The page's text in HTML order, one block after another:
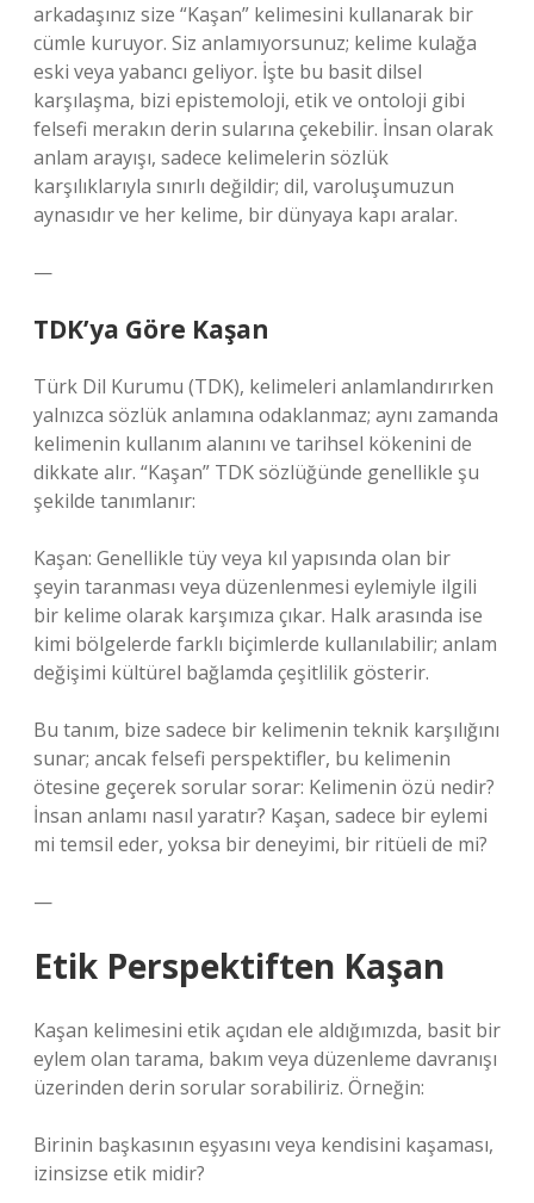
arkadaşınız size “Kaşan” kelimesini kullanarak bir
cümle kuruyor. Siz anlamıyorsunuz; kelime kulağa
eski veya yabancı geliyor. İşte bu basit dilsel
karşılaşma, bizi epistemoloji, etik ve ontoloji gibi
felsefi merakın derin sularına çekebilir. İnsan olarak
anlam arayışı, sadece kelimelerin sözlük
karşılıklarıyla sınırlı değildir; dil, varoluşumuzun
aynasıdır ve her kelime, bir dünyaya kapı aralar.
—
TDK’ya Göre Kaşan
Türk Dil Kurumu (TDK), kelimeleri anlamlandırırken
yalnızca sözlük anlamına odaklanmaz; aynı zamanda
kelimenin kullanım alanını ve tarihsel kökenini de
dikkate alır. “Kaşan” TDK sözlüğünde genellikle şu
şekilde tanımlanır:
Kaşan: Genellikle tüy veya kıl yapısında olan bir
şeyin taranması veya düzenlenmesi eylemiyle ilgili
bir kelime olarak karşımıza çıkar. Halk arasında ise
kimi bölgelerde farklı biçimlerde kullanılabilir; anlam
değişimi kültürel bağlamda çeşitlilik gösterir.
Bu tanım, bize sadece bir kelimenin teknik karşılığını
sunar; ancak felsefi perspektifler, bu kelimenin
ötesine geçerek sorular sorar: Kelimenin özü nedir?
İnsan anlamı nasıl yaratır? Kaşan, sadece bir eylemi
mi temsil eder, yoksa bir deneyimi, bir ritüeli de mi?
—
Etik Perspektiften Kaşan
Kaşan kelimesini etik açıdan ele aldığımızda, basit bir
eylem olan tarama, bakım veya düzenleme davranışı
üzerinden derin sorular sorabiliriz. Örneğin:
Birinin başkasının eşyasını veya kendisini kaşaması,
izinsizse etik midir?